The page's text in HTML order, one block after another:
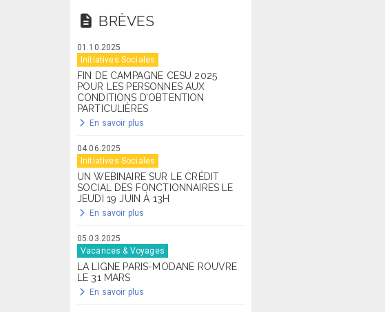
BRÈVES
01.10.2025
Initiatives Sociales
FIN DE CAMPAGNE CESU 2025
POUR LES PERSONNES AUX
CONDITIONS D’OBTENTION
PARTICULIÈRES
En savoir plus
04.06.2025
Initiatives Sociales
UN WEBINAIRE SUR LE CRÉDIT
SOCIAL DES FONCTIONNAIRES LE
JEUDI 19 JUIN À 13H
En savoir plus
05.03.2025
Vacances & Voyages
LA LIGNE PARIS-MODANE ROUVRE
LE 31 MARS
En savoir plus